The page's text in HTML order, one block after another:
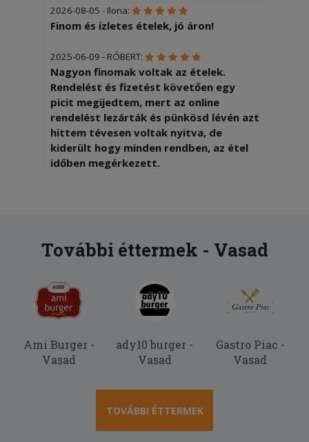
2026-08-05 - Ilona:
Finom és ízletes ételek, jó áron!
2025-06-09 - RÓBERT:
Nagyon finomak voltak az ételek.
Rendelést és fizetést követően egy
picit megijedtem, mert az online
rendelést lezárták és pünkösd lévén azt
hittem tévesen voltak nyitva, de
kiderült hogy minden rendben, az étel
időben megérkezett.
További éttermek - Vasad
Ami Burger -
Vasad
ady10 burger -
Vasad
Gastro Piac -
Vasad
TOVÁBBI ÉTTERMEK